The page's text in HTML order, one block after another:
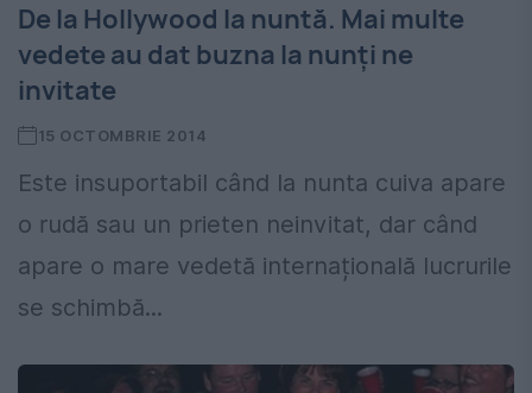
De la Hollywood la nuntă. Mai multe
vedete au dat buzna la nunți ne
invitate
15 OCTOMBRIE 2014
Este insuportabil când la nunta cuiva apare
o rudă sau un prieten neinvitat, dar când
apare o mare vedetă internațională lucrurile
se schimbă...